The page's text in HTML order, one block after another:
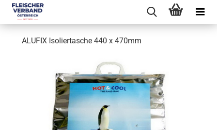
ALUFIX Isoliertasche 440 x 470mm